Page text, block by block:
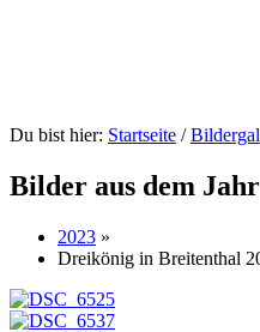
Du bist hier: Startseite /
Bilder aus dem
2023 »
Dreikönig in Breitenthal